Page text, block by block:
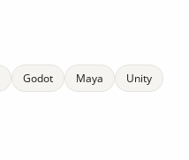
Godot Maya
Unity